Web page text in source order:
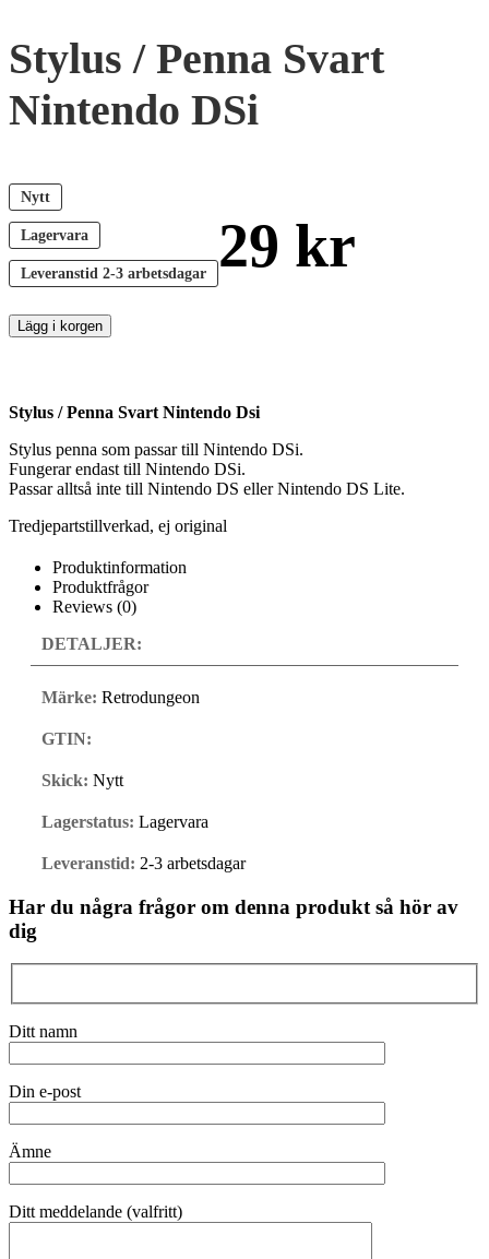
Stylus / Penna Svart
Nintendo DSi
Nytt
Lagervara
Leveranstid 2-3 arbetsdagar 29 kr
Lägg i korgen
Stylus / Penna Svart Nintendo Dsi
Stylus penna som passar till Nintendo DSi.
Fungerar endast till Nintendo DSi.
Passar alltså inte till Nintendo DS eller Nintendo DS Lite.
Tredjepartstillverkad, ej original
Produktinformation
Produktfrågor
Reviews (0)
DETALJER:
Märke: Retrodungeon
GTIN:
Skick: Nytt
Lagerstatus: Lagervara
Leveranstid: 2-3 arbetsdagar
Har du några frågor om denna produkt så hör av
dig
Ditt namn
Din e-post
Ämne
Ditt meddelande (valfritt)